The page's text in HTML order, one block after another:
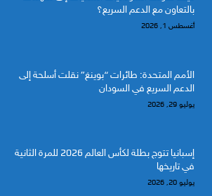
بالتعاون مع الدعم السريع؟
أغسطس 1, 2026
الأمم المتحدة: طائرات “بوينغ” نقلت أسلحة إلى
الدعم السريع في السودان
يوليو 29, 2026
إسبانيا تتوج بطلة لكأس العالم 2026 للمرة الثانية
في تاريخها
يوليو 20, 2026